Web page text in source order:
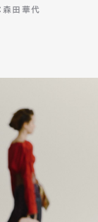
森田華代